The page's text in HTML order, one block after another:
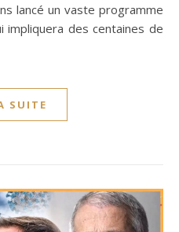
lancé un vaste programme
des centaines de
SUITE